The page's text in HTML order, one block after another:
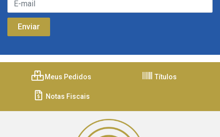
Meus Pedidos Títulos
Notas Fiscais